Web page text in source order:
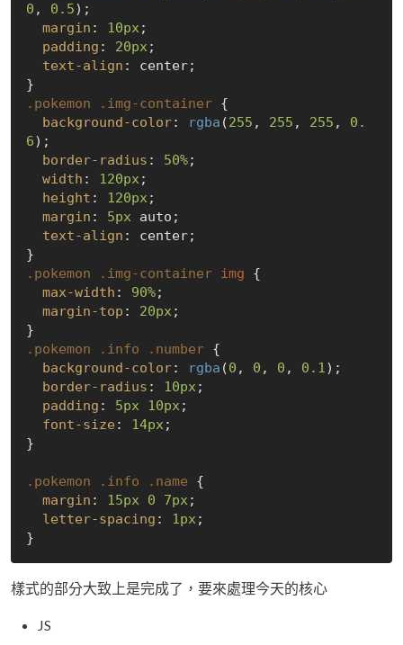
0 , 0.5);
margin : 10px ;
padding : 20px ;
text-align : center;
.pokemon
.img-container {
background-color: rgba (255 , 255 , 255 , 0.
6);
border-radius : 50%;
width : 120px ;
height : 120px ;
margin : 5px auto;
text-align : center;
.pokemon
.img-container img {
max-width : 90%;
margin-top : 20px ;
.pokemon
.info .number {
background-color: rgba (0 , 0 , 0 , 0.1);
border-radius : 10px ;
padding : 5px 10px ;
font-size : 14px ;
}
.pokemon .info .name {
margin : 15px 0 7px ;
letter-spacing : 1px ;
樣式的部分大致上是完成了，要來處理今天的核心
JS